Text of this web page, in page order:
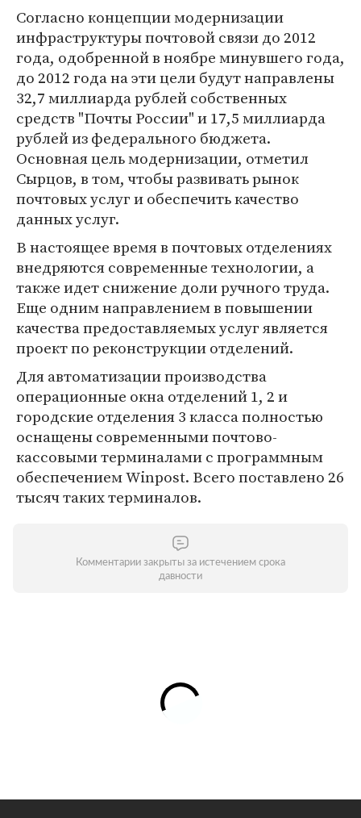
Cогласно концепции модернизации
инфраструктуры почтовой связи до 2012
года, одобренной в ноябре минувшего года,
до 2012 года на эти цели будут направлены
32,7 миллиарда рублей собственных
средств "Почты России" и 17,5 миллиарда
рублей из федерального бюджета.
Основная цель модернизации, отметил
Сырцов, в том, чтобы развивать рынок
почтовых услуг и обеспечить качество
данных услуг.
В настоящее время в почтовых отделениях
внедряются современные технологии, а
также идет снижение доли ручного труда.
Еще одним направлением в повышении
качества предоставляемых услуг является
проект по реконструкции отделений.
Для автоматизации производства
операционные окна отделений 1, 2 и
городские отделения 3 класса полностью
оснащены современными почтово-
кассовыми терминалами с программным
обеспечением Winpost. Всего поставлено 26
тысяч таких терминалов.
Комментарии закрыты за истечением срока
давности